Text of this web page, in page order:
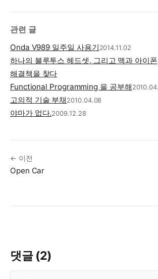
관련 글
Onda V989 일주일 사용기 2014.11.02
하나의 블루투스 헤드셋, 그리고 맥과 아이
해결책을 찾다
Functional Programming 을 공부해
고의적 기술 부채 2010.04.08
야마가 없다.2009.12.28
← 이전
Open Car
댓글 (2)